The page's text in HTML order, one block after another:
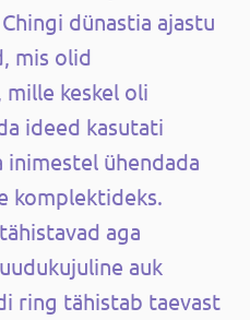
dünastia ajastu
mis olid
keskel oli
ideed kasutati
inimestel ühendada
komplektideks.
aga
auk
ring tähistab taevast